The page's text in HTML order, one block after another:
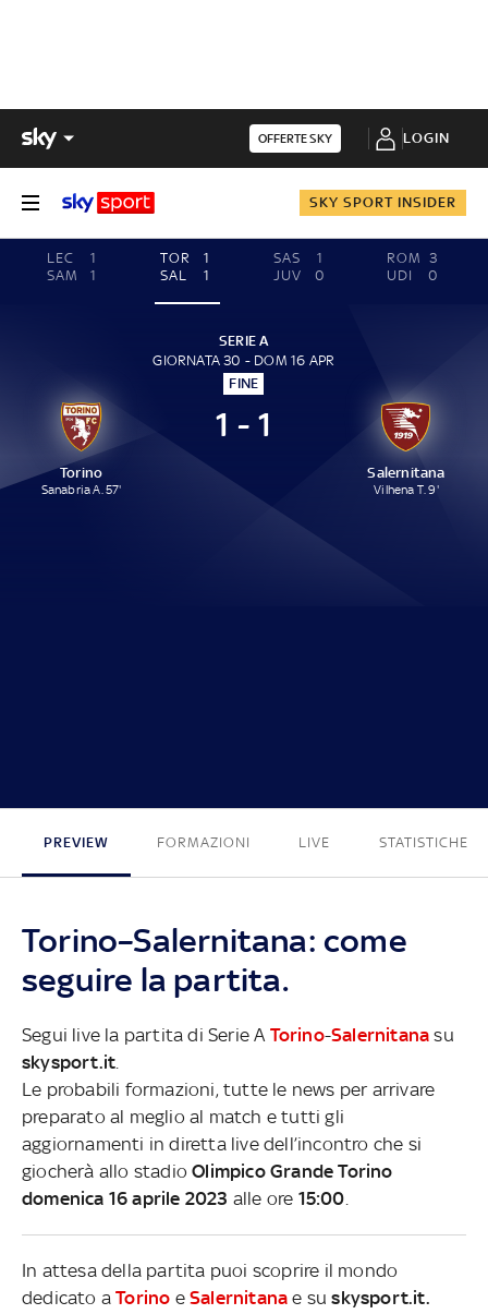
OFFERTE SKY LOGIN
SKY SPORT INSIDER
LEC
1
SAM
1
TOR
1
SAL
1
SAS
1
JUV
0
ROM 3
UDI
0
SERIE A
GIORNATA 30 - DOM 16 APR
FINE
Torino
Sanabria A. 57'
1 - 1
Salernitana
Vilhena T. 9'
PREVIEW FORMAZIONI LIVE STATISTICHE
Torino–Salernitana: come
seguire la partita.
Segui live la partita di Serie A Torino-Salernitana su
skysport.it
Le probabili formazioni, tutte le news per arrivare
preparato al meglio al match e tutti gli
aggiornamenti in diretta live dell’incontro che si
giocherà allo stadioOlimpico Grande Torino
domenica 16 aprile 2023 alle ore 15:00
In attesa della partita puoi scoprire il mondo
dedicato aTorino eSalernitana e suskysport.it.